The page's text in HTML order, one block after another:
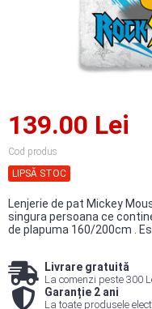
139.00 Lei
Cod produs
LIPSĂ STOC
Lenjerie de pat Mickey
singura persoana ce
de plapuma 160/200cm .
Livrare gratuită
La comenzi peste 300
Garanție 2 ani
La toate produsele